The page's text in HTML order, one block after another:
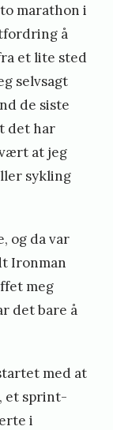
marathon i
å
et lite sted
selvsagt
de siste
det har
at jeg
sykling
og da var
Ironman
meg
det bare å
med at
et sprint-
i